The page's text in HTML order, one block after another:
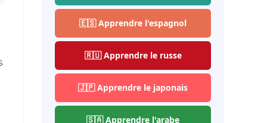
🇪🇸 Apprendre l'espagnol
🇷🇺 Apprendre le russe
🇯🇵 Apprendre le japonais
🇸🇦 Apprendre l'arabe